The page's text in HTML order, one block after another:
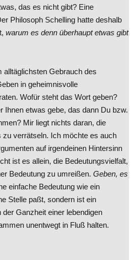
das es nicht gibt? Eine
Philosoph Schelling hatte deshalb
warum es denn überhaupt etwas gibt
alltäglichsten Gebrauch des
in geheimnisvolle
Wofür steht das Wort geben?
Ihnen etwas gebe, das dann Du bzw.
Mir liegt nichts daran, die
zu verrätseln. Ich möchte es auch
auf irgendeinen Hintersinn
ist es allein, die Bedeutungsvielfalt,
Bedeutung zu umreißen. Geben, es
einfache Bedeutung wie ein
Stelle paßt, sondern ist ein
Ganzheit einer lebendigen
unentwegt in Fluß halten.